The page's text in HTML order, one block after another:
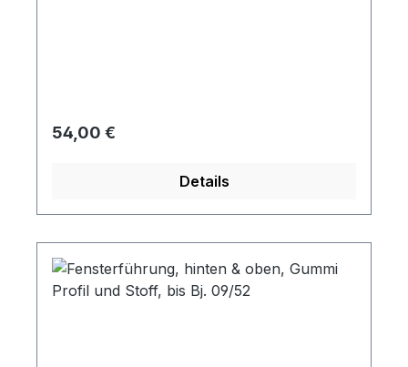
Regulärer Preis:
54,00 €
Details